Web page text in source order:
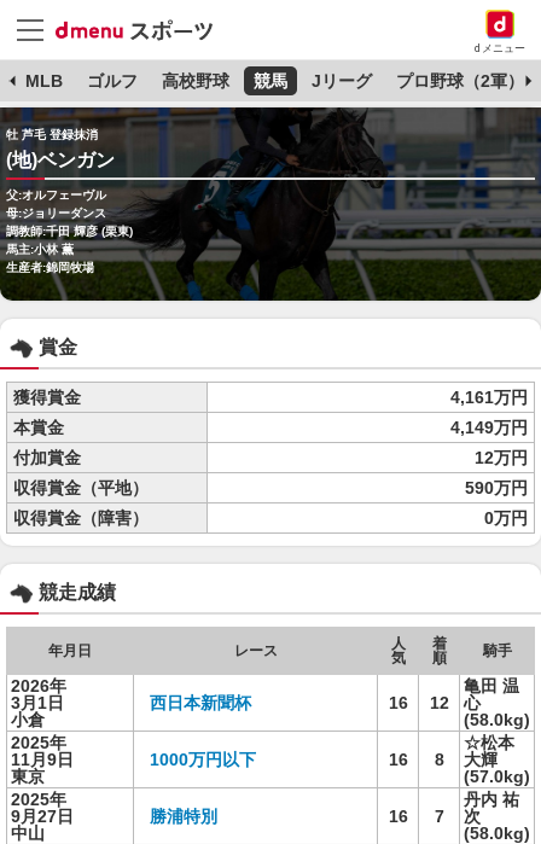
dメニュー
MLB ゴルフ 高校野球 競馬 Jリーグ プロ野球（2軍）
牡 芦毛 登録抹消
(地)ベンガン
父:オルフェーヴル
母:ジョリーダンス
調教師:千田 輝彦 (栗東)
馬主:小林 薫
生産者:錦岡牧場
賞金
獲得賞金
4,161万円
本賞金
4,149万円
付加賞金
12万円
収得賞金（平地）
590万円
収得賞金（障害）
0万円
競走成績
年月日 レース
人
気
着
順
騎手
2026年
3月1日
小倉
西日本新聞杯 16 12
亀田 温
心
(58.0kg)
2025年
11月9日
東京
1000万円以下 16 8
☆松本
大輝
(57.0kg)
2025年
9月27日
中山
勝浦特別 16 7
丹内 祐
次
(58.0kg)